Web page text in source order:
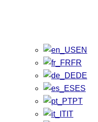
EN
FR
DE
ES
PT
IT